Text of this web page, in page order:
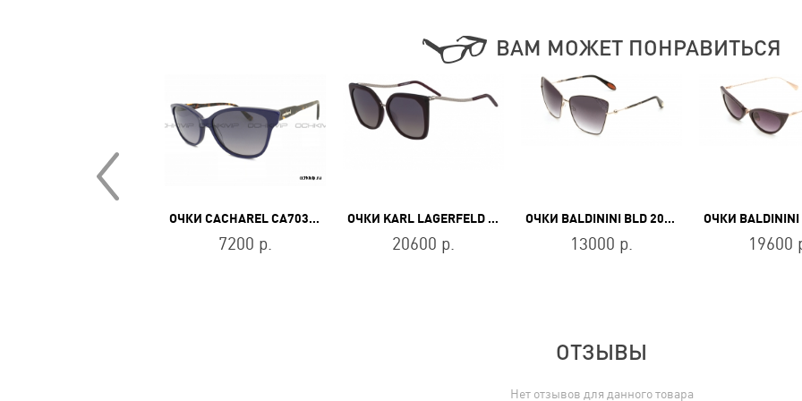
ВАМ МОЖЕТ ПОНРАВИТЬСЯ
ОЧКИ CACHAREL CA7035610
7200 р.
ОЧКИ KARL LAGERFELD KL 950S 133
20600 р.
ОЧКИ BALDININI BLD 2023 302
13000 р. 19600
ОТЗЫВЫ
Нет отзывов для данного товара